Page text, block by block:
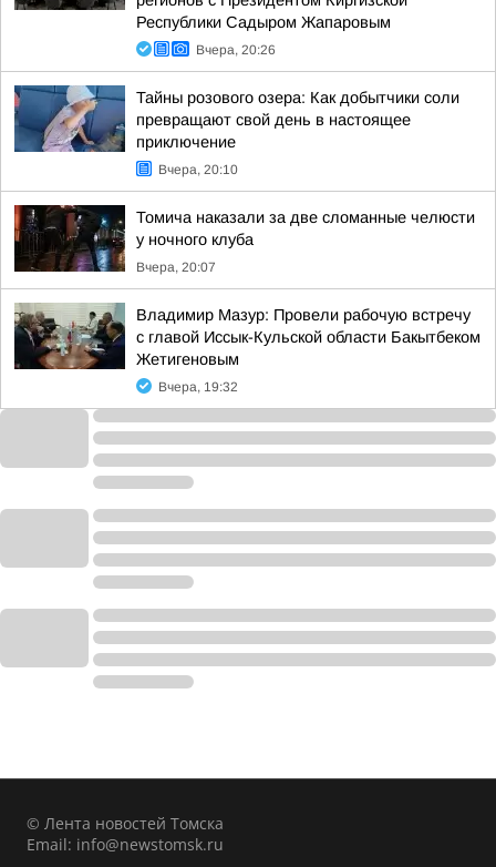
Республики Садыром Жапаровым
Вчера, 20:26
Тайны розового озера: Как добытчики соли
превращают свой день в настоящее
приключение
Вчера, 20:10
Томича наказали за две сломанные челюсти
у ночного клуба
Вчера, 20:07
Владимир Мазур: Провели рабочую встречу
с главой Иссык-Кульской области Бакытбеком
Жетигеновым
Вчера, 19:32
© Лента новостей Томска
Email: info@newstomsk.ru